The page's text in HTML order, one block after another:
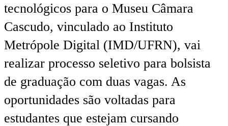
tecnológicos para o Museu Câmara
Cascudo, vinculado ao Instituto
Metrópole Digital (IMD/UFRN), vai
realizar processo seletivo para bolsista
de graduação com duas vagas. As
oportunidades são voltadas para
estudantes que estejam cursando